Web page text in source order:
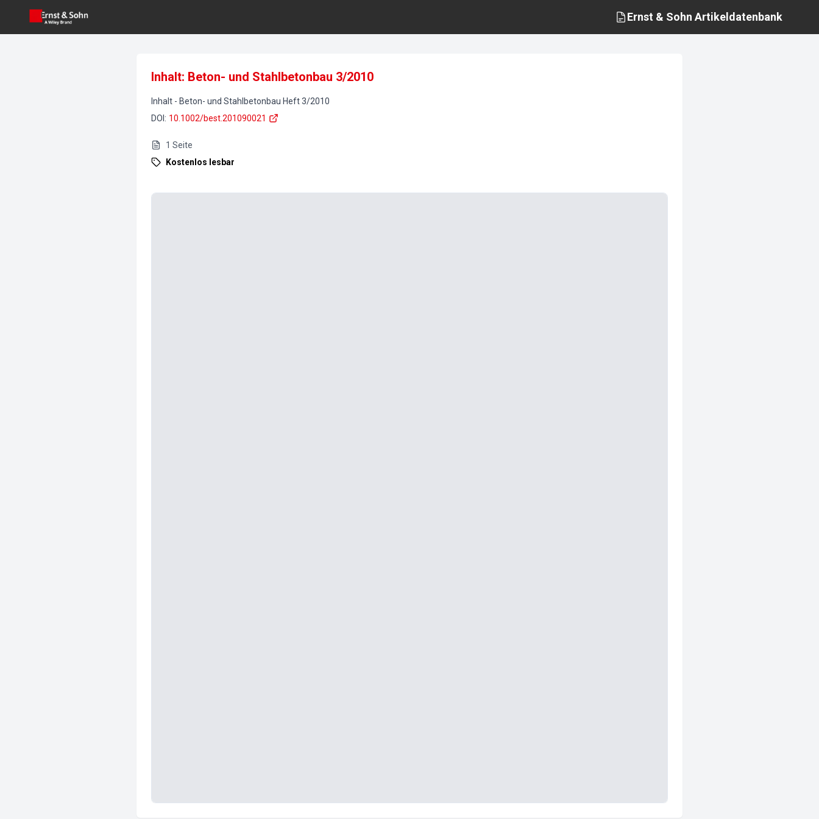
Ernst & Sohn Artikeldatenbank
Inhalt: Beton- und Stahlbetonbau 3/2010
Inhalt - Beton- und Stahlbetonbau Heft3/2010
DOI : 10.1002/best.201090021
1 Seite
Kostenlos lesbar